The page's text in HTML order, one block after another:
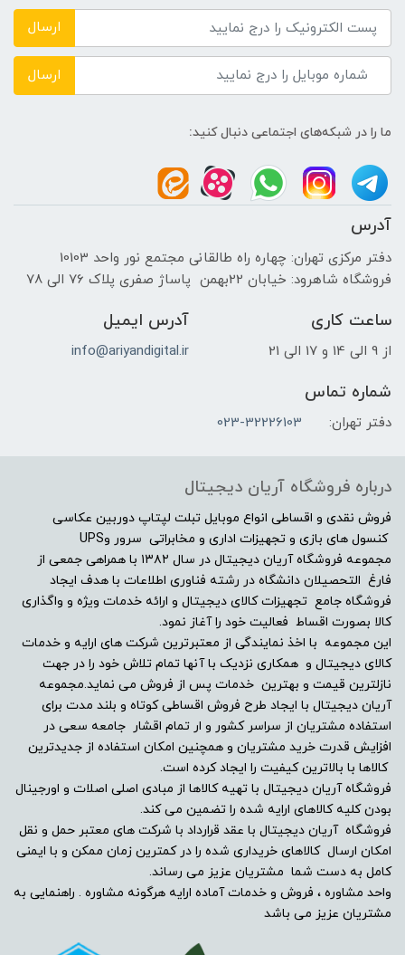
دو عدد
ابعاد تلویزیون بدون پایه
۶۱۴x۱۸۰x۹۶۹
خروجی دیجیتال صدا- اپتیکال
فناوری‌های ارتباطی
تکنولوژی صفحه
LED
نوع صفحه
تخت
نوع خروجی صدای دیجیتال
-
مشخصات کیفی
دریافت و پخش تصاویر Full HD
نوع پایه
رومیزی
ارسال
ارسال
ما را در شبکه‌های اجتماعی دنبال کنید:
آدرس
دفتر مرکزی تهران: چهاره راه طالقانی مجتمع نور واحد 10103
فروشگاه شاهرود: خیابان 22بهمن پاساژ صفری پلاک 76 الی 78
ساعت کاری
از 9 الی 14 و 17 الی 21
آدرس ایمیل
info@ariyandigital.ir
شماره تماس
دفتر تهران: 023-32226103
درباره فروشگاه آریان دیجیتال
فروش نقدی و اقساطی انواع موبایل تبلت لپتاپ دوربین عکاسی
کنسول های بازی و تجهیزات اداری و مخابراتی سرور وUPS
مجموعه فروشگاه آریان دیجیتال در سال ۱۳۸۲ با همراهی جمعی از
فارغ التحصیلان دانشگاه در رشته فناوری اطلاعات با هدف ایجاد
فروشگاه جامع تجهیزات کالای دیجیتال و ارائه خدمات ویژه و واگذاری
کالا بصورت اقساط فعالیت خود را آغاز نمود.
این مجموعه با اخذ نمایندگی از معتبرترین شرکت های ارایه و خدمات
کالای دیجیتال و همکاری نزدیک با آنها تمام تلاش خود را در جهت
نازلترین قیمت و بهترین خدمات پس از فروش می نماید.مجموعه
آریان دیجیتال با ایجاد طرح فروش اقساطی کوتاه و بلند مدت برای
استفاده مشتریان از سراسر کشور و ار تمام اقشار جامعه سعی در
افزایش قدرت خرید مشتریان و همچنین امکان استفاده از جدیدترین
کالاها با بالاترین کیفیت را ایجاد کرده است.
فروشگاه آریان دیجیتال با تهیه کالاها از مبادی اصلی اصلات و اورجینال
بودن کلیه کالاهای ارایه شده را تضمین می کند.
فروشگاه آریان دیجیتال با عقد قرارداد با شرکت های معتبر حمل و نقل
امکان ارسال کالاهای خریداری شده را در کمترین زمان ممکن و با ایمنی
کامل به دست شما مشتریان عزیز می رساند.
واحد مشاوره ، فروش و خدمات آماده ارایه هرگونه مشاوره . راهنمایی به
مشتریان عزیز می باشد